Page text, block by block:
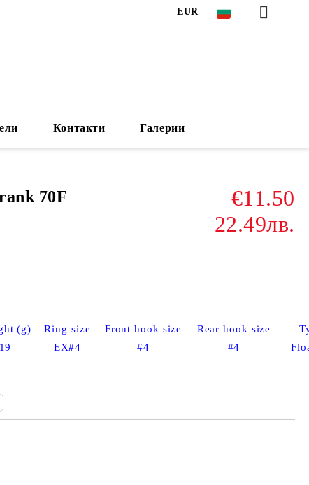
EUR
Контакти Галерии
70F
€11.50
22.49лв.
(g) Ring size Front hook size Rear hook size
19 EX#4 #4 #4